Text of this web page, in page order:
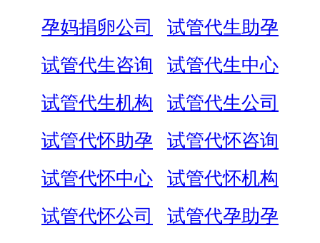
孕妈捐卵公司
试管代生助孕
试管代生咨询
试管代生中心
试管代生机构
试管代生公司
试管代怀助孕
试管代怀咨询
试管代怀中心
试管代怀机构
试管代怀公司
试管代孕助孕